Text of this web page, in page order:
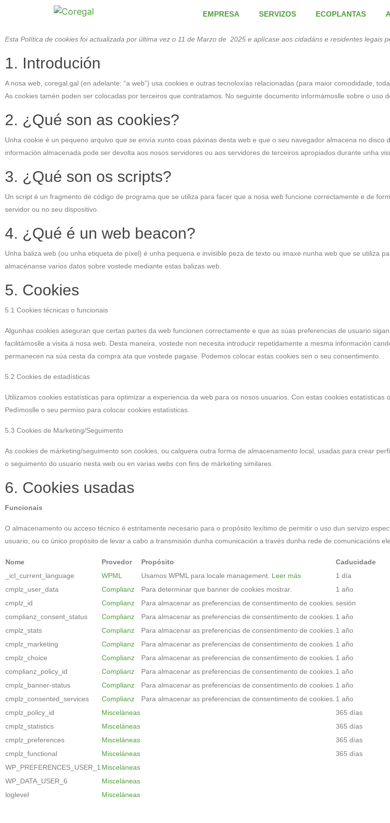
EMPRESA SERVIZOS ECOPLANTAS
Esta Política de cookies foi actualizada por última vez o 11 de Marzo de 2025 e aplícase aos cidadáns e residentes legais
1. Introdución
A nosa web, coregal.gal (en adelante: “a web”) usa cookies e outras tecnoloxías relacionadas (para maior comodidade,
As cookies tamén poden ser colocadas por terceiros que contratamos. No seguinte documento informámoslle sobre o uso
2. ¿Qué son as cookies?
Unha cookie é un pequeno arquivo que se envía xunto coas páxinas desta web e que o seu navegador almacena no disco
información almacenada pode ser devolta aos nosos servidores ou aos servidores de terceiros apropiados durante unha
3. ¿Qué son os scripts?
Un script é un fragmento de código de programa que se utiliza para facer que a nosa web funcione correctamente e de
servidor ou no seu dispositivo.
4. ¿Qué é un web beacon?
Unha baliza web (ou unha etiqueta de píxel) é unha pequena e invisible peza de texto ou imaxe nunha web que se utiliza
almacénanse varios datos sobre vostede mediante estas balizas web.
5. Cookies
5.1 Cookies técnicas o funcionais
Algunhas cookies aseguran que certas partes da web funcionen correctamente e que as súas preferencias de usuario
facilitámoslle a visita á nosa web. Desta maneira, vostede non necesita introducir repetidamente a mesma información
permanecen na súa cesta da compra ata que vostede pagase. Podemos colocar estas cookies sen o seu consentimento.
5.2 Cookies de estadísticas
Utilizamos cookies estatísticas para optimizar a experiencia da web para os nosos usuarios. Con estas cookies estatísticas
Pedímoslle o seu permiso para colocar cookies estatísticas.
5.3 Cookies de Marketing/Seguimento
As cookies de márketing/seguimento son cookies, ou calquera outra forma de almacenamento local, usadas para crear
o seguimento do usuario nesta web ou en varias webs con fins de márketing similares.
6. Cookies usadas
Funcionais
O almacenamento ou acceso técnico é estritamente necesario para o propósito lexítimo de permitir o uso dun servizo
usuario, ou co único propósito de levar a cabo a transmisión dunha comunicación a través dunha rede de comunicacións
Nome Provedor Propósito
Caducidade
_icl_current_language
WPML Usamos WPML para locale management. Leer más
1 día
cmplz_user_data
Complianz Para determinar que banner de cookies mostrar.
1 año
cmplz_id
Complianz Para almacenar as preferencias de consentimento de cookies. sesión
complianz_consent_status
Complianz Para almacenar as preferencias de consentimento de cookies. 1 año
cmplz_stats
Complianz Para almacenar as preferencias de consentimento de cookies. 1 año
cmplz_marketing
Complianz Para almacenar as preferencias de consentimento de cookies. 1 año
cmplz_choice
Complianz Para almacenar as preferencias de consentimento de cookies. 1 año
complianz_policy_id
Complianz Para almacenar as preferencias de consentimento de cookies. 1 año
cmplz_banner-status
Complianz Para almacenar as preferencias de consentimento de cookies. 1 año
cmplz_consented_services
Complianz Para almacenar as preferencias de consentimento de cookies. 1 año
cmplz_policy_id
Misceláneas
365 días
cmplz_statistics
Misceláneas
365 días
cmplz_preferences
Misceláneas
365 días
cmplz_functional
Misceláneas
365 días
WP_PREFERENCES_USER_1 Misceláneas
WP_DATA_USER_6
Misceláneas
loglevel
Misceláneas